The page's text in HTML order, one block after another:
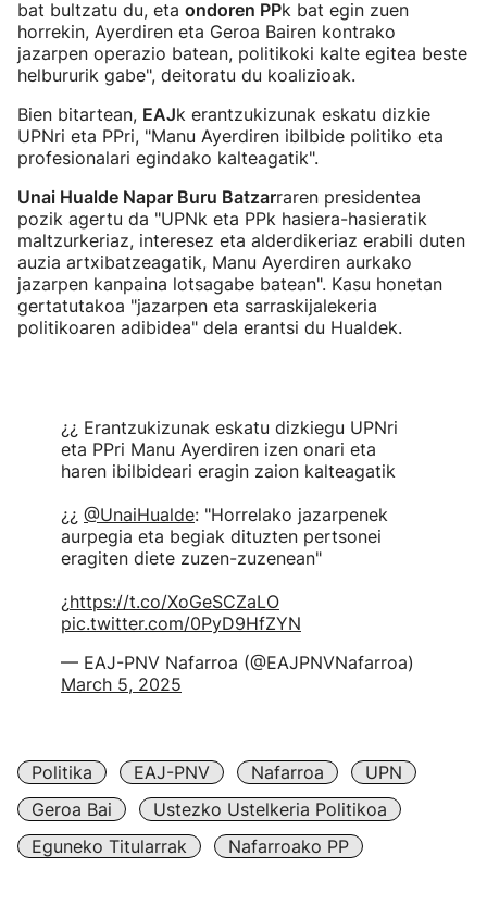
bat bultzatu du, eta ondoren PPk bat egin zuen
horrekin, Ayerdiren eta Geroa Bairen kontrako
jazarpen operazio batean, politikoki kalte egitea beste
helbururik gabe", deitoratu du koalizioak.
Bien bitartean, EAJk erantzukizunak eskatu dizkie
UPNri eta PPri, "Manu Ayerdiren ibilbide politiko eta
profesionalari egindako kalteagatik".
Unai Hualde Napar Buru Batzarraren presidentea
pozik agertu da "UPNk eta PPk hasiera-hasieratik
maltzurkeriaz, interesez eta alderdikeriaz erabili duten
auzia artxibatzeagatik, Manu Ayerdiren aurkako
jazarpen kanpaina lotsagabe batean". Kasu honetan
gertatutakoa "jazarpen eta sarraskijalekeria
politikoaren adibidea" dela erantsi du Hualdek.
¿¿ Erantzukizunak eskatu dizkiegu UPNri
eta PPri Manu Ayerdiren izen onari eta
haren ibilbideari eragin zaion kalteagatik
¿¿ @UnaiHualde: "Horrelako jazarpenek
aurpegia eta begiak dituzten pertsonei
eragiten diete zuzen-zuzenean"
¿https://t.co/XoGeSCZaLO
pic.twitter.com/0PyD9HfZYN
— EAJ-PNV Nafarroa (@EAJPNVNafarroa)
March 5, 2025
Politika EAJ-PNV Nafarroa
UPN
Geroa Bai
Ustezko Ustelkeria Politikoa
Eguneko Titularrak
Nafarroako PP